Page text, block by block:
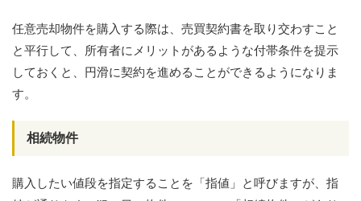
任意売却物件を購入する際は、売買契約書を取り交わすこと
と平行して、所有者にメリットがあるような付帯条件を提示
しておくと、円滑に契約を進めることができるようになりま
す。
相続物件
購入したい値段を指定することを「指値」と呼びますが、指